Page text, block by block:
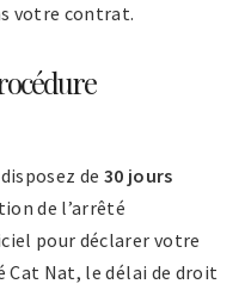
votre contrat.
de 30 jours
de l’arrêté
pour déclarer votre
Cat Nat, le délai de droit